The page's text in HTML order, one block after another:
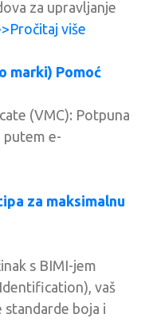
za upravljanje
više
marki) Pomoć
(VMC): Potpuna
putem e-
za maksimalnu
s BIMI-jem
vaš
boja i